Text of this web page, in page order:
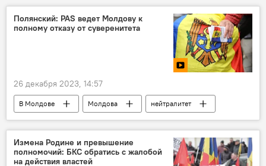
Полянский: PAS ведет Молдову к
полному отказу от суверенитета
26 декабря 2023, 14:57
В Молдове Молдова
нейтралитет
Видео
Измена Родине и превышение
полномочий: БКС обратись с жалобой
на действия властей